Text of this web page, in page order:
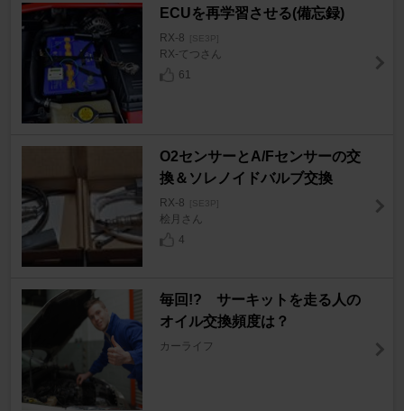
ECUを再学習させる(備忘録)
RX-8 [SE3P]
RX-てつさん
61
O2センサーとA/Fセンサーの交
換＆ソレノイドバルブ交換
RX-8 [SE3P]
桧月さん
4
毎回!? サーキットを走る人の
オイル交換頻度は？
カーライフ